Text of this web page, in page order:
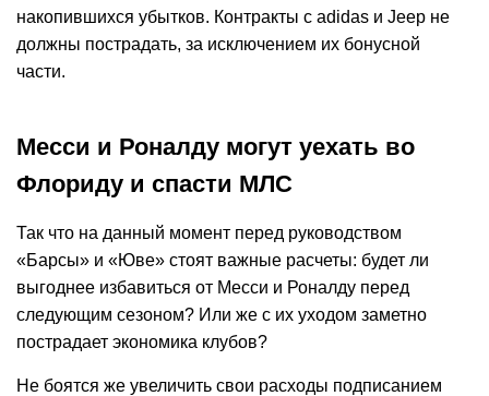
накопившихся убытков. Контракты с adidas и Jeep не
должны пострадать, за исключением их бонусной
части.
Месси и Роналду могут уехать во
Флориду и спасти МЛС
Так что на данный момент перед руководством
«Барсы» и «Юве» стоят важные расчеты: будет ли
выгоднее избавиться от Месси и Роналду перед
следующим сезоном? Или же с их уходом заметно
пострадает экономика клубов?
Не боятся же увеличить свои расходы подписанием